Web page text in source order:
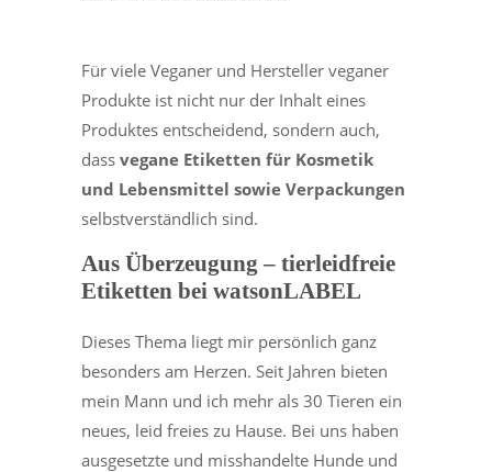
Für viele Veganer und Hersteller veganer
Produkte ist nicht nur der Inhalt eines
Produktes entscheidend, sondern auch,
dass vegane Etiketten für Kosmetik
und Lebensmittel sowie Verpackungen
selbstverständlich sind.
Aus Überzeugung – tierleidfreie
Etiketten bei watsonLABEL
Dieses Thema liegt mir persönlich ganz
besonders am Herzen. Seit Jahren bieten
mein Mann und ich mehr als 30 Tieren ein
neues, leid freies zu Hause. Bei uns haben
ausgesetzte und misshandelte Hunde und